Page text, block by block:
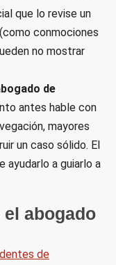
que lo revise un
conmociones
no mostrar
de
antes hable con
mayores
un caso sólido. El
ayudarlo a guiarlo a
abogado
de